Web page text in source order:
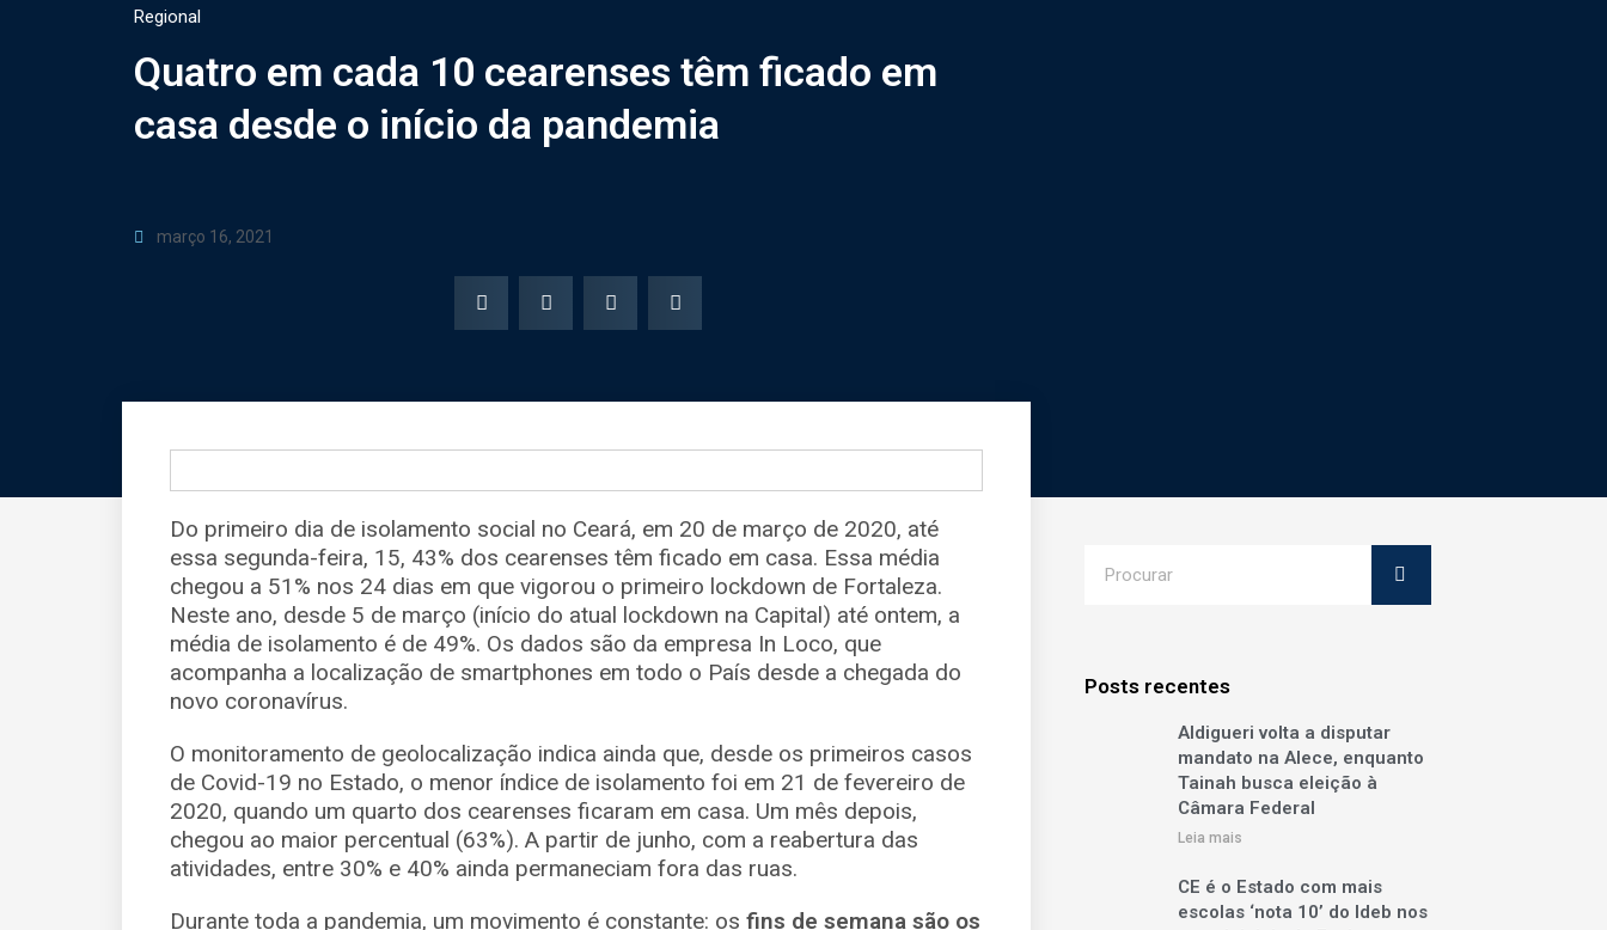
Regional
Quatro em cada 10 cearenses têm ficado em
casa desde o início da pandemia
março 16, 2021
Do primeiro dia de isolamento social no Ceará, em 20 de março de 2020, até
essa segunda-feira, 15, 43% dos cearenses têm ficado em casa. Essa média
chegou a 51% nos 24 dias em que vigorou o primeiro lockdown de Fortaleza.
Neste ano, desde 5 de março (início do atual lockdown na Capital) até ontem, a
média de isolamento é de 49%. Os dados são da empresa In Loco, que
acompanha a localização de smartphones em todo o País desde a chegada do
novo coronavírus.
O monitoramento de geolocalização indica ainda que, desde os primeiros casos
de Covid-19 no Estado, o menor índice de isolamento foi em 21 de fevereiro de
2020, quando um quarto dos cearenses ficaram em casa. Um mês depois,
chegou ao maior percentual (63%). A partir de junho, com a reabertura das
atividades, entre 30% e 40% ainda permaneciam fora das ruas.
Durante toda a pandemia, um movimento é constante: os fins de semana são os
Posts recentes
Aldigueri volta a disputar
mandato na Alece, enquanto
Tainah busca eleição à
Câmara Federal
Leia mais
CE é o Estado com mais
escolas ‘nota 10’ do Ideb nos